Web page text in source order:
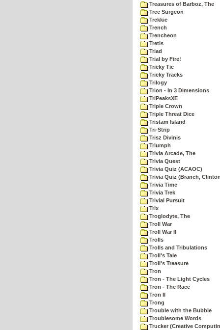
Treasures of Barboz, The
Tree Surgeon
Trekkie
Trench
Trencheon
Tretis
Triad
Trial by Fire!
Tricky Tic
Tricky Tracks
Trilogy
Trion - In 3 Dimensions
TriPeaksXE
Triple Crown
Triple Threat Dice
Tristam Island
Tri-Strip
Trisz Divinis
Triumph
Trivia Arcade, The
Trivia Quest
Trivia Quiz (ACAOC)
Trivia Quiz (Branch,
Trivia Time
Trivia Trek
Trivial Pursuit
Trix
Troglodyte, The
Troll War
Troll War II
Trolls
Trolls and Tribulations
Troll's Tale
Troll's Treasure
Tron
Tron - The Light Cycles
Tron - The Race
Tron II
Trong
Trouble with the Bubble
Troublesome Words
Trucker (Creative